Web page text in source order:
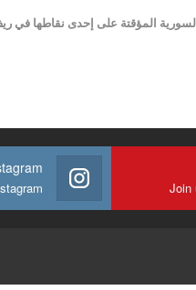
المؤقتة على إحدى نقاطها في
Join